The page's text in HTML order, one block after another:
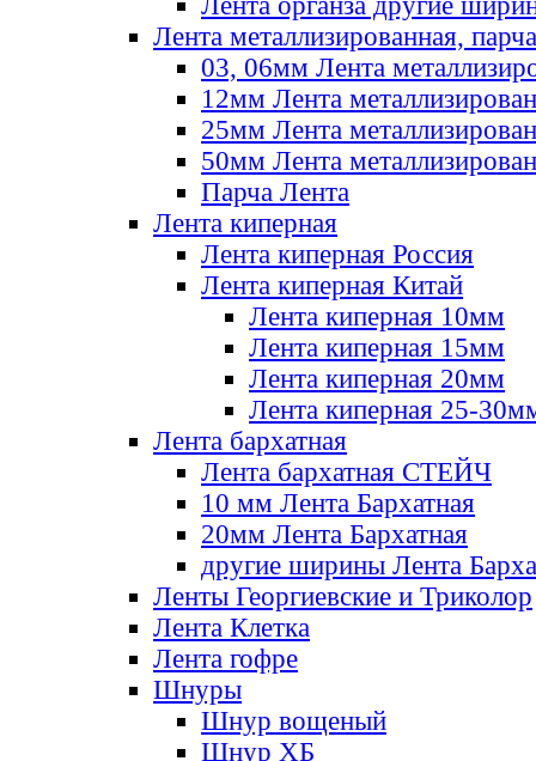
Лента металлизированная, парча
03, 06мм Лента
12мм Лента
25мм Лента
50мм Лента
Парча Лента
Лента киперная
Лента киперная Россия
Лента киперная Китай
Лента киперная 10мм
Лента киперная 15мм
Лента киперная 20мм
Лента киперная 25-
Лента бархатная
Лента бархатная СТЕЙЧ
10 мм Лента Бархатная
20мм Лента Бархатная
другие ширины Лента
Ленты Георгиевские и Триколор
Лента Клетка
Лента гофре
Шнуры
Шнур вощеный
Шнур ХБ